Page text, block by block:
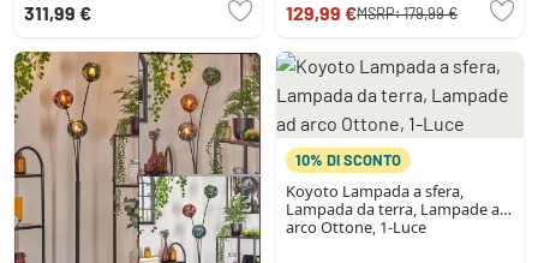
311,99 € 129,99 €MSRP:179,99 €
10% DI SCONTO
Koyoto Lampada a sfera,
Lampada da terra, Lampade ad
arco Ottone, 1-Luce